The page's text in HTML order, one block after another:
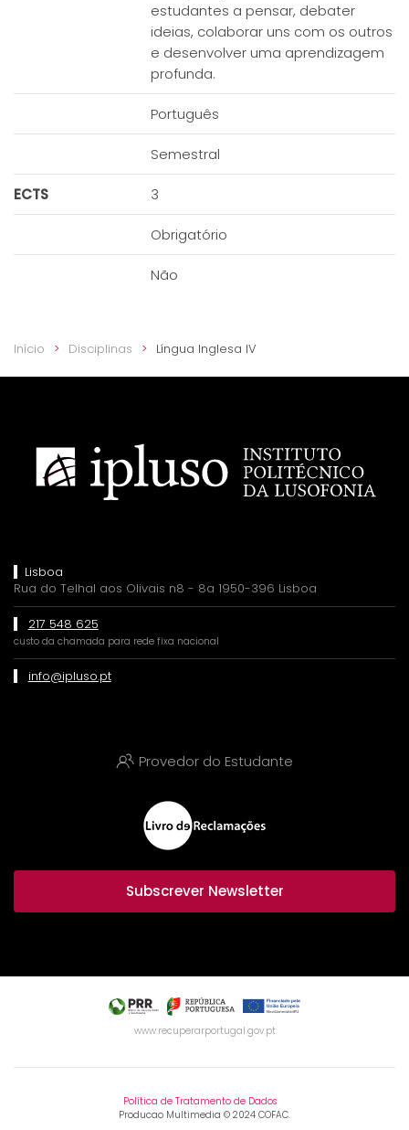
estudantes a pensar, debater
ideias, colaborar uns com os outros
e desenvolver uma aprendizagem
profunda.
Português
Semestral
ECTS 3
Obrigatório
Não
Início Disciplinas Língua Inglesa IV
Lisboa
Rua do Telhal aos Olivais n8 - 8a 1950-396 Lisboa
217 548 625
custo da chamada para rede fixa nacional
info@ipluso.pt
Provedor do Estudante
Subscrever Newsletter
www.recuperarportugal.gov.pt
Política de Tratamento de Dados
Producao Multimedia © 2024 COFAC.